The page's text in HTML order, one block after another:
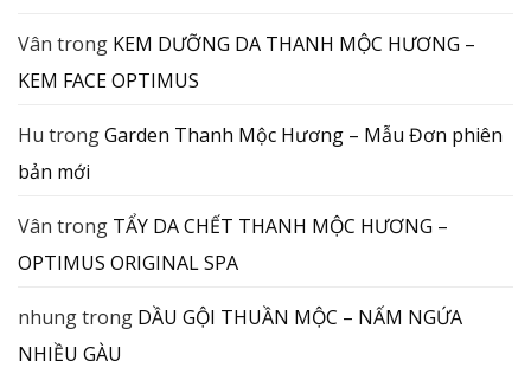
Vân trong KEM DƯỠNG DA THANH MỘC HƯƠNG –
KEM FACE OPTIMUS
Hu trongGarden Thanh Mộc Hương – Mẫu Đơn phiên
bản mới
Vân trong TẨY DA CHẾT THANH MỘC HƯƠNG –
OPTIMUS ORIGINAL SPA
nhungtrong DẦU GỘI THUẦN MỘC – NẤM NGỨA
NHIỀU GÀU